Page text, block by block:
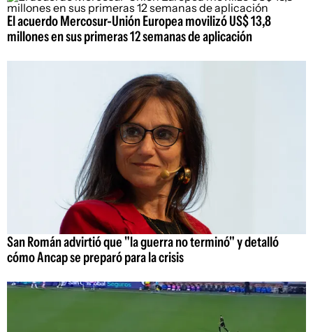
El acuerdo Mercosur-Unión Europea movilizó US$ 13,8
millones en sus primeras 12 semanas de aplicación
San Román advirtió que "la guerra no terminó" y detalló
cómo Ancap se preparó para la crisis